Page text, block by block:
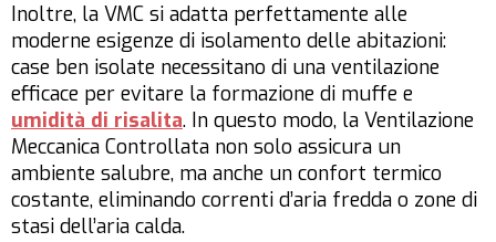
Inoltre, la VMC si adatta perfettamente alle
moderne esigenze di isolamento delle abitazioni:
case ben isolate necessitano di una ventilazione
efficace per evitare la formazione di muffe e
umidità di risalita. In questo modo, la Ventilazione
Meccanica Controllata non solo assicura un
ambiente salubre, ma anche un confort termico
costante, eliminando correnti d’aria fredda o zone di
stasi dell’aria calda.